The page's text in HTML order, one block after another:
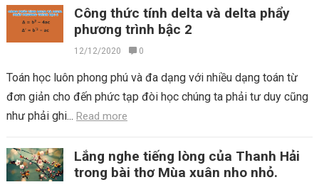
Công thức tính delta và delta phẩy
phương trình bậc 2
12/12/2020 0
Toán học luôn phong phú và đa dạng với nhiều dạng toán từ
đơn giản cho đến phức tạp đòi học chúng ta phải tư duy cũng
như phải ghi... Read more
Lắng nghe tiếng lòng của Thanh Hải
trong bài thơ Mùa xuân nho nhỏ.